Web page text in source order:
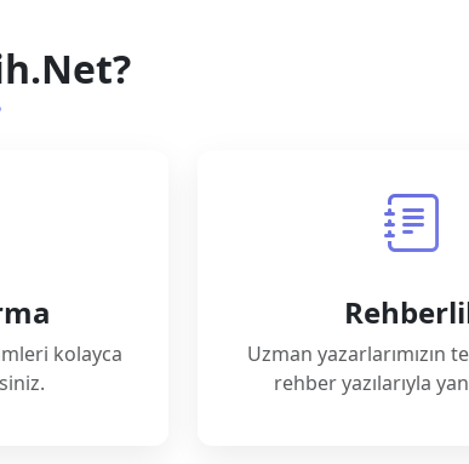
kolayca
Uzman yazarlarımızın
rehber yazılarıyla